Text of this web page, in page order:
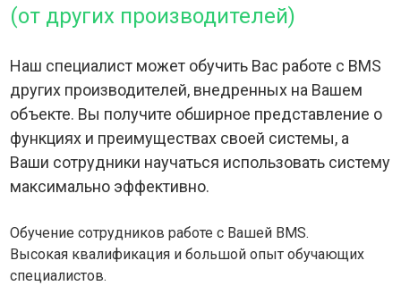
(от других производителей)
Наш специалист может обучить Вас работе с BMS
других производителей, внедренных на Вашем
объекте. Вы получите обширное представление о
функциях и преимуществах своей системы, а
Ваши сотрудники научаться использовать систему
максимально эффективно.
Обучение сотрудников работе с Вашей BMS.
Высокая квалификация и большой опыт обучающих
специалистов.